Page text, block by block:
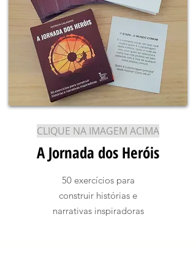
CLIQUE NA IMAGEM ACIMA
A Jornada dos Heróis
50 exercícios para
construir histórias e
narrativas inspiradoras